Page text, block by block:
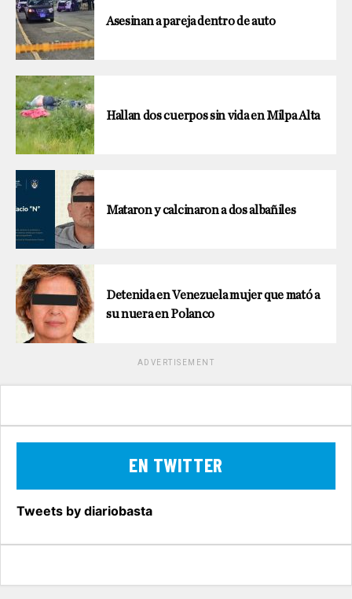
Asesinan a pareja dentro de auto
Hallan dos cuerpos sin vida en Milpa Alta
Mataron y calcinaron a dos albañiles
Detenida en Venezuela mujer que mató a
su nuera en Polanco
ADVERTISEMENT
EN TWITTER
Tweets by diariobasta